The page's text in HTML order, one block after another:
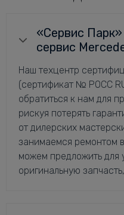
«Сервис
сервис
Наш техцентр
(сертификат № РОСС
обратиться к нам для
рискуя потерять
от дилерских
занимаемся ремонтом
можем предложить для
оригинальную